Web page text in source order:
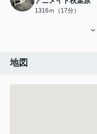
1316ｍ（17分）
地図